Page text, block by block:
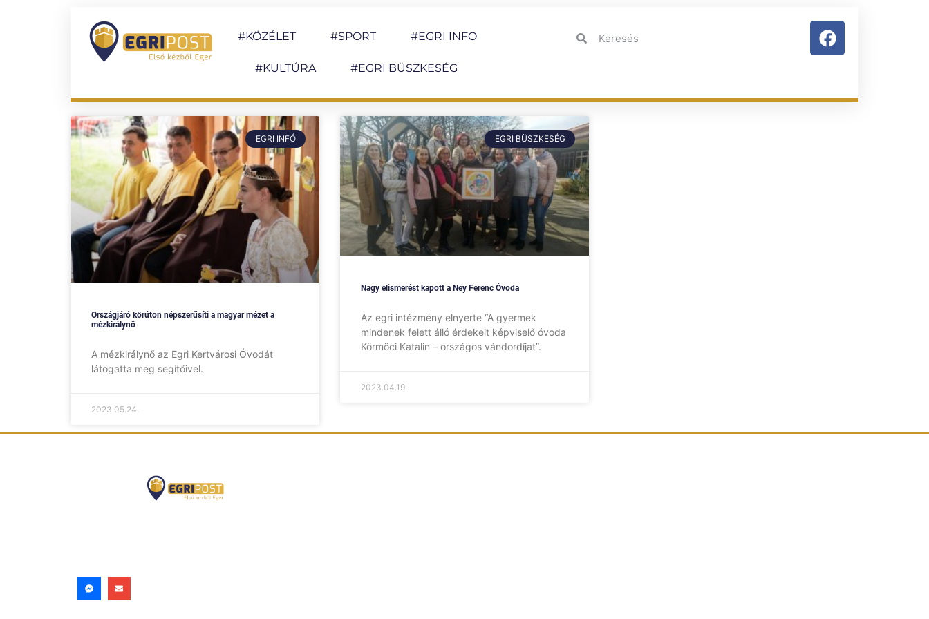
#KÖZÉLET #SPORT #EGRI INFO
#KULTÚRA #EGRI BÜSZKESÉG
EGRI INFÓ
Országjáró körúton népszerűsíti a magyar mézet a
mézkirálynő
A mézkirálynő az Egri Kertvárosi Óvodát
látogatta meg segítőivel.
2023.05.24.
EGRI BÜSZKESÉG
Nagy elismerést kapott a Ney Ferenc Óvoda
Az egri intézmény elnyerte “A gyermek
mindenek felett álló érdekeit képviselő óvoda
Körmöci Katalin – országos vándordíjat”.
2023.04.19.